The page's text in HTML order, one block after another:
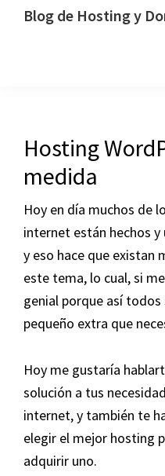
Saltar
Saltar
SaltarBlog de Hosting y
los
dominios
la
tecnología
Hosting
medida
Hoy en día muchos de
internet están hechos y
y eso hace que existan
este tema, lo cual, si
genial porque así todos
pequeño extra que
Hoy me gustaría
solución a tus
internet, y también te
elegir el mejor hosting
adquirir uno.